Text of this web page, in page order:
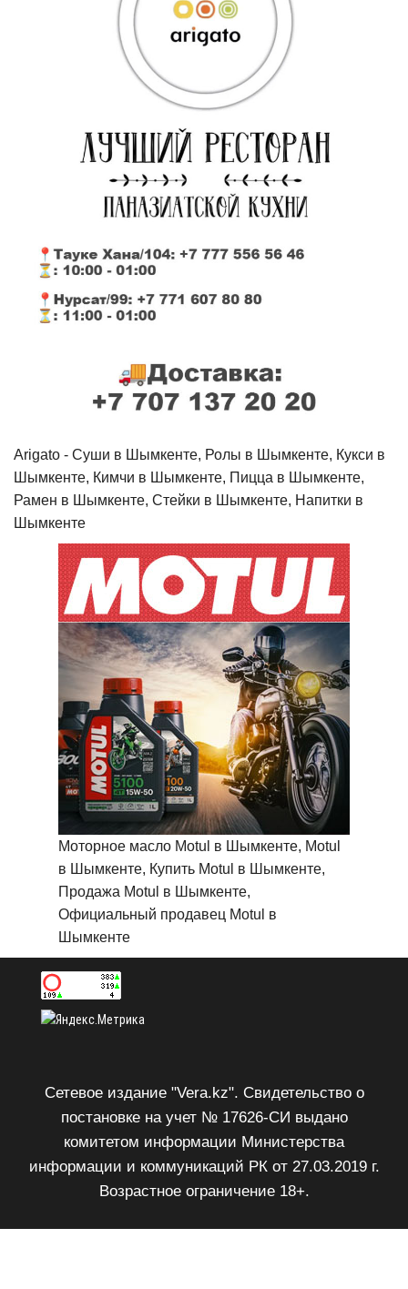
Arigato - Cуши в Шымкенте, Ролы в Шымкенте, Кукси в
Шымкенте, Кимчи в Шымкенте, Пицца в Шымкенте,
Рамен в Шымкенте, Стейки в Шымкенте, Напитки в
Шымкенте
Моторное масло Motul в Шымкенте, Motul
в Шымкенте, Купить Motul в Шымкенте,
Продажа Motul в Шымкенте,
Официальный продавец Motul в
Шымкенте
Сетевое издание "Vera.kz". Свидетельство о
постановке на учет № 17626-СИ выдано
комитетом информации Министерства
информации и коммуникаций РК от 27.03.2019 г.
Возрастное ограничение 18+.